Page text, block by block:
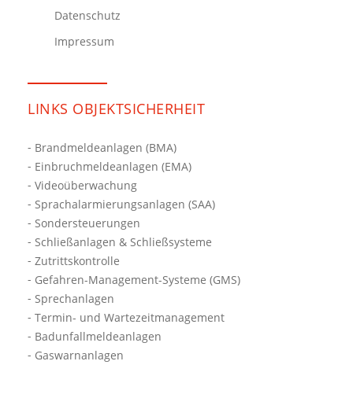
Datenschutz
Impressum
LINKS OBJEKTSICHERHEIT
Brandmeldeanlagen (BMA)
Einbruchmeldeanlagen (EMA)
Videoüberwachung
Sprachalarmierungsanlagen (SAA)
Sondersteuerungen
Schließanlagen & Schließsysteme
Zutrittskontrolle
Gefahren-Management-Systeme (GMS)
Sprechanlagen
Termin- und Wartezeitmanagement
Badunfallmeldeanlagen
Gaswarnanlagen